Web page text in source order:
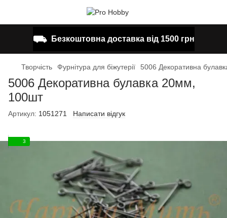
⛟ Безкоштовна доставка від 1500 грн
Творчість Фурнітура для біжутерії 5006 Декоративна
5006 Декоративна булавка 20мм,
100шт
Артикул: 1051271 Написати відгук
3